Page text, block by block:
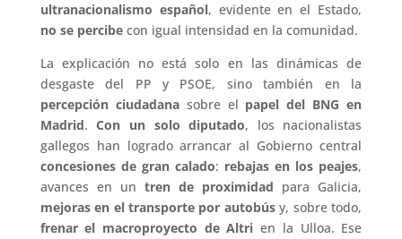
ultranacionalismo español, evidente en el Estado,
no se percibecon igual intensidad en la comunidad.
La explicación no está solo en las dinámicas de
desgaste del PP y PSOE, sino también en la
percepción ciudadanasobre el papel del BNG en
Madrid.Con un solo diputado, los nacionalistas
gallegos han logrado arrancar al Gobierno central
concesiones de gran calado: rebajas en los peajes,
avances en un tren de proximidad para Galicia,
mejoras en el transporte por autobúsy, sobre todo,
frenar el macroproyecto de Altri en la Ulloa. Ese